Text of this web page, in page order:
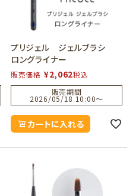
プリジェル ジェルブラシ
ロングライナー
販売価格 ¥2,062税込
販売期間
2026/05/18 10:00〜
カートに入れる